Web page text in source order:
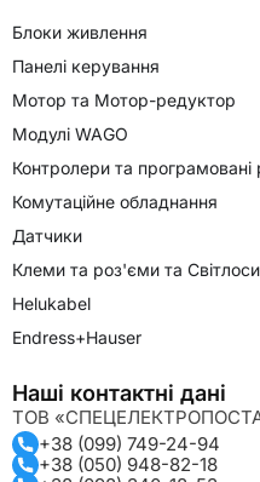
Блоки живлення
Панелі керування
Мотор та Мотор-редуктор
Модулі WAGO
Контролери та програмовані
Комутаційне обладнання
Датчики
Клеми та роз'єми та
Helukabel
Endress+Hauser
Наші контактні дані
ТОВ
+38 (099) 749-24-94
+38 (050) 948-82-18